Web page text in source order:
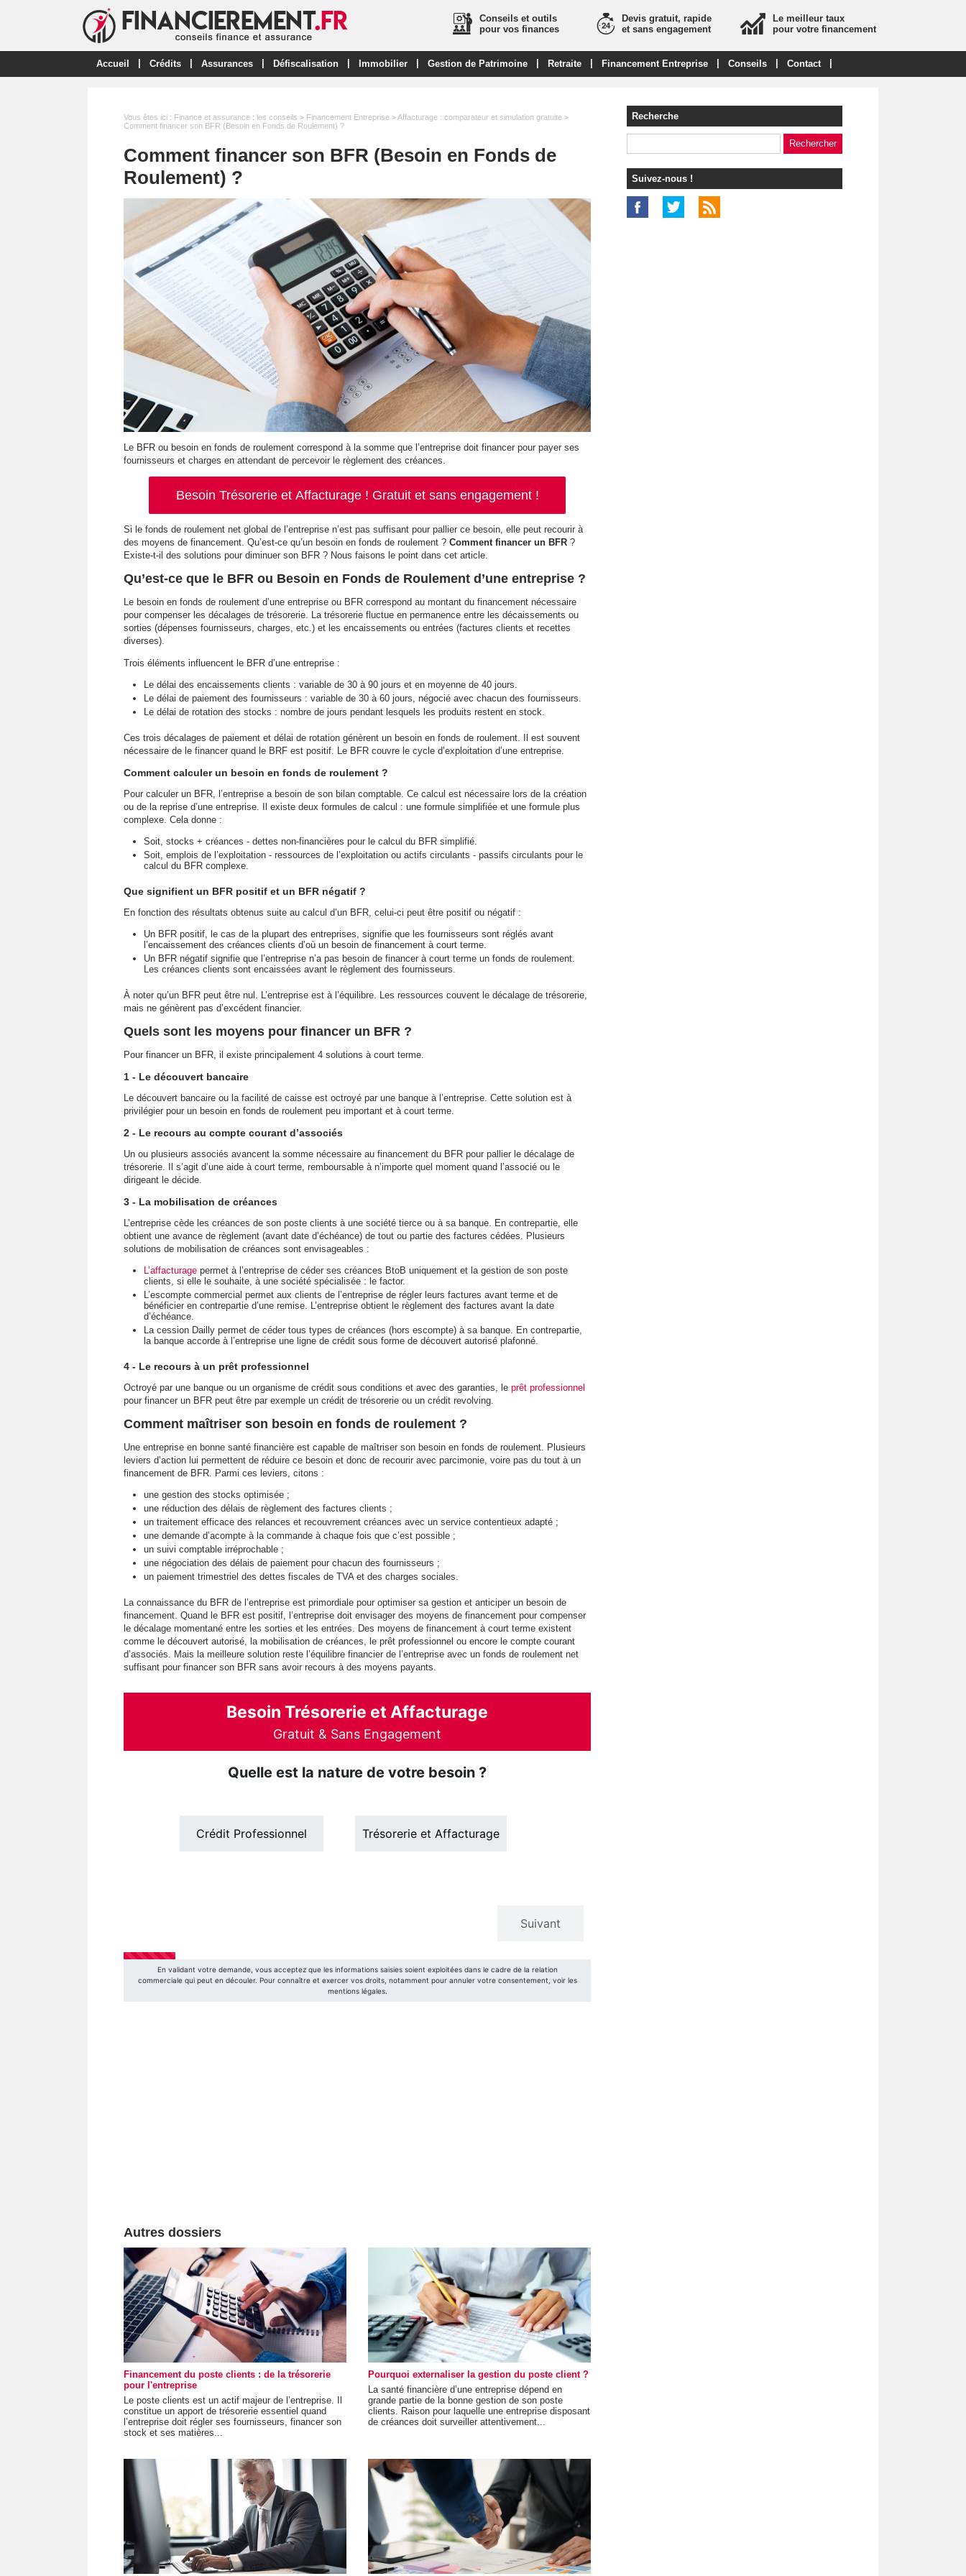
Le meilleur taux
pour votre financement
Conseils et outils
pour vos finances
Devis gratuit, rapide
et sans engagement
Accueil Crédits Assurances Défiscalisation Immobilier Gestion de Patrimoine Retraite Financement Entreprise Conseils Contact
Vous êtes ici : Finance et assurance : les conseils > Financement Entreprise >Affacturage : comparateur et simulation gratuite >
Comment financer son BFR (Besoin en Fonds de Roulement) ?
Comment financer son BFR (Besoin en Fonds de
Roulement) ?
Le BFR ou besoin en fonds de roulement correspond à la somme que l’entreprise doit financer pour payer ses
fournisseurs et charges en attendant de percevoir le règlement des créances.
Besoin Trésorerie et Affacturage ! Gratuit et sans engagement !
Si le fonds de roulement net global de l’entreprise n’est pas suffisant pour pallier ce besoin, elle peut recourir à
des moyens de financement. Qu’est-ce qu’un besoin en fonds de roulement ? Comment financer un BFR ?
Existe-t-il des solutions pour diminuer son BFR ? Nous faisons le point dans cet article.
Qu’est-ce que le BFR ou Besoin en Fonds de Roulement d’une entreprise ?
Le besoin en fonds de roulement d’une entreprise ou BFR correspond au montant du financement nécessaire
pour compenser les décalages de trésorerie. La trésorerie fluctue en permanence entre les décaissements ou
sorties (dépenses fournisseurs, charges, etc.) et les encaissements ou entrées (factures clients et recettes
diverses).
Trois éléments influencent le BFR d’une entreprise :
Le délai des encaissements clients : variable de 30 à 90 jours et en moyenne de 40 jours.
Le délai de paiement des fournisseurs : variable de 30 à 60 jours, négocié avec chacun des fournisseurs.
Le délai de rotation des stocks : nombre de jours pendant lesquels les produits restent en stock.
Ces trois décalages de paiement et délai de rotation génèrent un besoin en fonds de roulement. Il est souvent
nécessaire de le financer quand le BRF est positif. Le BFR couvre le cycle d’exploitation d’une entreprise.
Comment calculer un besoin en fonds de roulement ?
Pour calculer un BFR, l’entreprise a besoin de son bilan comptable. Ce calcul est nécessaire lors de la création
ou de la reprise d’une entreprise. Il existe deux formules de calcul : une formule simplifiée et une formule plus
complexe. Cela donne :
Soit, stocks + créances - dettes non-financières pour le calcul du BFR simplifié.
Soit, emplois de l’exploitation - ressources de l’exploitation ou actifs circulants - passifs circulants pour le
calcul du BFR complexe.
Que signifient un BFR positif et un BFR négatif ?
En fonction des résultats obtenus suite au calcul d’un BFR, celui-ci peut être positif ou négatif :
Un BFR positif, le cas de la plupart des entreprises, signifie que les fournisseurs sont réglés avant
l’encaissement des créances clients d’où un besoin de financement à court terme.
Un BFR négatif signifie que l’entreprise n’a pas besoin de financer à court terme un fonds de roulement.
Les créances clients sont encaissées avant le règlement des fournisseurs.
À noter qu’un BFR peut être nul. L’entreprise est à l’équilibre. Les ressources couvent le décalage de trésorerie,
mais ne génèrent pas d’excédent financier.
Quels sont les moyens pour financer un BFR ?
Pour financer un BFR, il existe principalement 4 solutions à court terme.
1 - Le découvert bancaire
Le découvert bancaire ou la facilité de caisse est octroyé par une banque à l’entreprise. Cette solution est à
privilégier pour un besoin en fonds de roulement peu important et à court terme.
2 - Le recours au compte courant d’associés
Un ou plusieurs associés avancent la somme nécessaire au financement du BFR pour pallier le décalage de
trésorerie. Il s’agit d’une aide à court terme, remboursable à n’importe quel moment quand l’associé ou le
dirigeant le décide.
3 - La mobilisation de créances
L’entreprise cède les créances de son poste clients à une société tierce ou à sa banque. En contrepartie, elle
obtient une avance de règlement (avant date d’échéance) de tout ou partie des factures cédées. Plusieurs
solutions de mobilisation de créances sont envisageables :
L’affacturage permet à l’entreprise de céder ses créances BtoB uniquement et la gestion de son poste
clients, si elle le souhaite, à une société spécialisée : le factor.
L’escompte commercial permet aux clients de l’entreprise de régler leurs factures avant terme et de
bénéficier en contrepartie d’une remise. L’entreprise obtient le règlement des factures avant la date
d’échéance.
La cession Dailly permet de céder tous types de créances (hors escompte) à sa banque. En contrepartie,
la banque accorde à l’entreprise une ligne de crédit sous forme de découvert autorisé plafonné.
4 - Le recours à un prêt professionnel
Octroyé par une banque ou un organisme de crédit sous conditions et avec des garanties, le prêt professionnel
pour financer un BFR peut être par exemple un crédit de trésorerie ou un crédit revolving.
Comment maîtriser son besoin en fonds de roulement ?
Une entreprise en bonne santé financière est capable de maîtriser son besoin en fonds de roulement. Plusieurs
leviers d’action lui permettent de réduire ce besoin et donc de recourir avec parcimonie, voire pas du tout à un
financement de BFR. Parmi ces leviers, citons :
une gestion des stocks optimisée ;
une réduction des délais de règlement des factures clients ;
un traitement efficace des relances et recouvrement créances avec un service contentieux adapté ;
une demande d’acompte à la commande à chaque fois que c’est possible ;
un suivi comptable irréprochable ;
une négociation des délais de paiement pour chacun des fournisseurs ;
un paiement trimestriel des dettes fiscales de TVA et des charges sociales.
La connaissance du BFR de l’entreprise est primordiale pour optimiser sa gestion et anticiper un besoin de
financement. Quand le BFR est positif, l’entreprise doit envisager des moyens de financement pour compenser
le décalage momentané entre les sorties et les entrées. Des moyens de financement à court terme existent
comme le découvert autorisé, la mobilisation de créances, le prêt professionnel ou encore le compte courant
d’associés. Mais la meilleure solution reste l’équilibre financier de l’entreprise avec un fonds de roulement net
suffisant pour financer son BFR sans avoir recours à des moyens payants.
Autres dossiers
Financement du poste clients : de la trésorerie
pour l'entreprise
Le poste clients est un actif majeur de l’entreprise. Il
constitue un apport de trésorerie essentiel quand
l’entreprise doit régler ses fournisseurs, financer son
stock et ses matières...
Pourquoi externaliser la gestion du poste client ?
La santé financière d’une entreprise dépend en
grande partie de la bonne gestion de son poste
clients. Raison pour laquelle une entreprise disposant
de créances doit surveiller attentivement...
Recherche
Suivez-nous !